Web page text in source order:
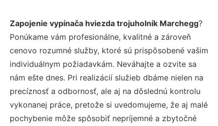
Zapojenie vypínača hviezda trojuholník Marchegg?
Ponúkame vám profesionálne, kvalitné a zároveň
cenovo rozumné služby, ktoré sú prispôsobené vašim
individuálnym požiadavkám. Neváhajte a ozvite sa
nám ešte dnes. Pri realizácií služieb dbáme nielen na
precíznosť a odbornosť, ale aj na dôslednú kontrolu
vykonanej práce, pretože si uvedomujeme, že aj malé
pochybenie môže spôsobiť nepríjemné a zbytočné